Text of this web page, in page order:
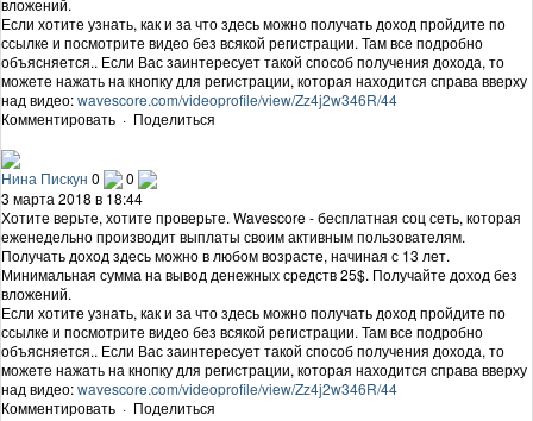
Если хотите узнать, как и за что здесь можно получать доход пройдите по
ссылке и посмотрите видео без всякой регистрации. Там все подробно
объясняется.. Если Вас заинтересует такой способ получения дохода, то
можете нажать на кнопку для регистрации, которая находится справа вверху
над видео:wavescore.com/videoprofile/view/Zz4j2w346R/44
Комментировать · Поделиться
Нина Пискун 0
0
3 марта 2018 в 18:44
Хотите верьте, хотите проверьте. Wavescore - бесплатная соц сеть, которая
еженедельно производит выплаты своим активным пользователям.
Получать доход здесь можно в любом возрасте, начиная с 13 лет.
Минимальная сумма на вывод денежных средств 25$. Получайте доход без
вложений.
Если хотите узнать, как и за что здесь можно получать доход пройдите по
ссылке и посмотрите видео без всякой регистрации. Там все подробно
объясняется.. Если Вас заинтересует такой способ получения дохода, то
можете нажать на кнопку для регистрации, которая находится справа вверху
над видео:wavescore.com/videoprofile/view/Zz4j2w346R/44
Комментировать · Поделиться